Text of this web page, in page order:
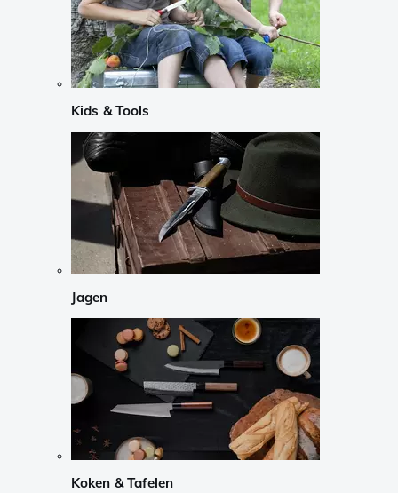
Kids & Tools
Jagen
Koken & Tafelen